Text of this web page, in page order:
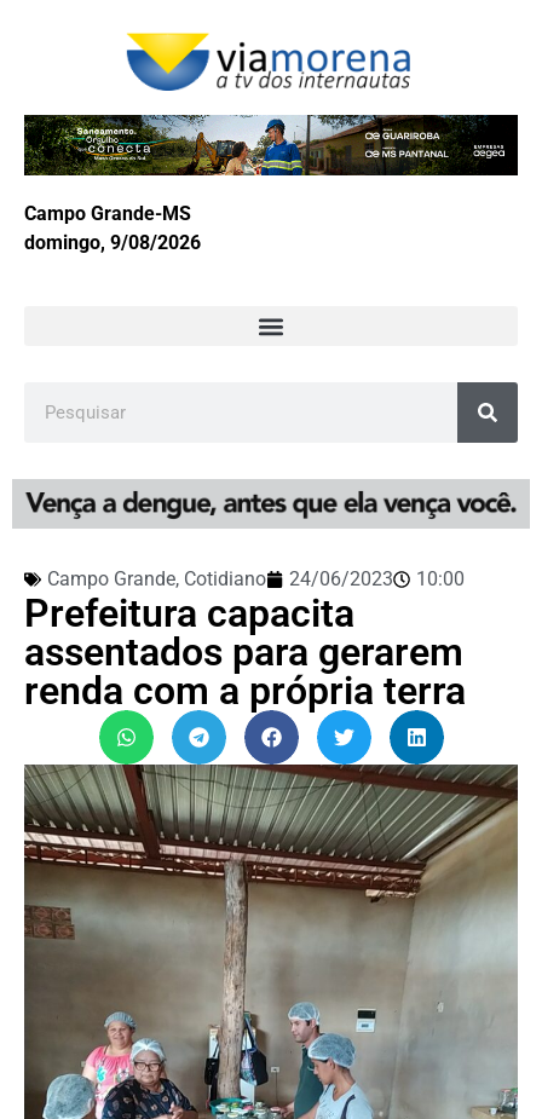
Campo Grande-MS
domingo, 9/08/2026
Campo Grande, Cotidiano 24/06/2023 10:00
Prefeitura capacita
assentados para gerarem
renda com a própria terra